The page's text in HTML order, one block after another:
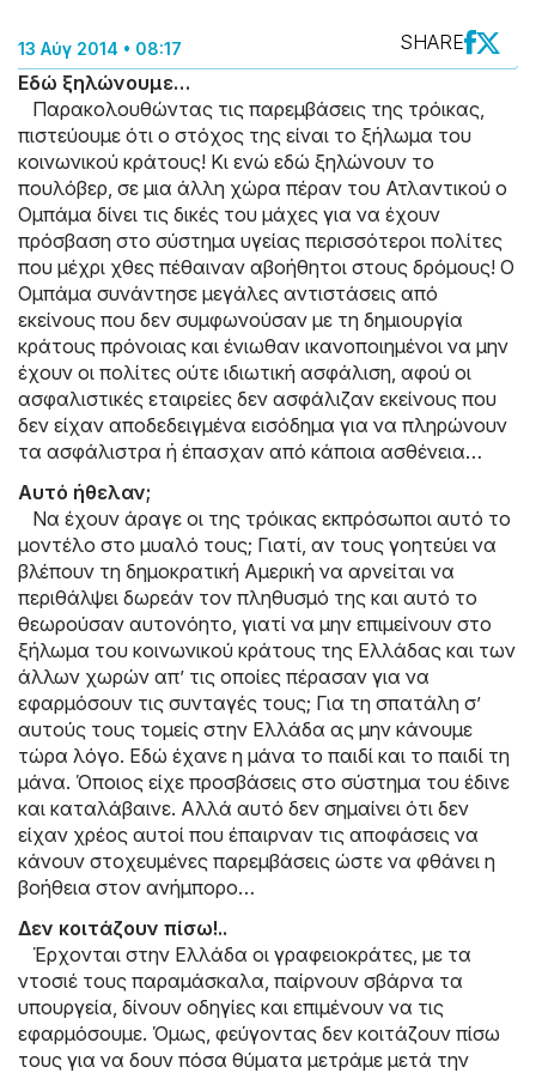
13 Αύγ 2014 • 08:17
SHARE
Εδώ ξηλώνουμε…
Παρακολουθώντας τις παρεμβάσεις της τρόικας,
πιστεύουμε ότι ο στόχος της είναι το ξήλωμα του
κοινωνικού κράτους! Κι ενώ εδώ ξηλώνουν το
πουλόβερ, σε μια άλλη χώρα πέραν του Ατλαντικού ο
Ομπάμα δίνει τις δικές του μάχες για να έχουν
πρόσβαση στο σύστημα υγείας περισσότεροι πολίτες
που μέχρι χθες πέθαιναν αβοήθητοι στους δρόμους! Ο
Ομπάμα συνάντησε μεγάλες αντιστάσεις από
εκείνους που δεν συμφωνούσαν με τη δημιουργία
κράτους πρόνοιας και ένιωθαν ικανοποιημένοι να μην
έχουν οι πολίτες ούτε ιδιωτική ασφάλιση, αφού οι
ασφαλιστικές εταιρείες δεν ασφάλιζαν εκείνους που
δεν είχαν αποδεδειγμένα εισόδημα για να πληρώνουν
τα ασφάλιστρα ή έπασχαν από κάποια ασθένεια…
Αυτό ήθελαν;
Να έχουν άραγε οι της τρόικας εκπρόσωποι αυτό το
μοντέλο στο μυαλό τους; Γιατί, αν τους γοητεύει να
βλέπουν τη δημοκρατική Αμερική να αρνείται να
περιθάλψει δωρεάν τον πληθυσμό της και αυτό το
θεωρούσαν αυτονόητο, γιατί να μην επιμείνουν στο
ξήλωμα του κοινωνικού κράτους της Ελλάδας και των
άλλων χωρών απ’ τις οποίες πέρασαν για να
εφαρμόσουν τις συνταγές τους; Για τη σπατάλη σ’
αυτούς τους τομείς στην Ελλάδα ας μην κάνουμε
τώρα λόγο. Εδώ έχανε η μάνα το παιδί και το παιδί τη
μάνα. Όποιος είχε προσβάσεις στο σύστημα του έδινε
και καταλάβαινε. Αλλά αυτό δεν σημαίνει ότι δεν
είχαν χρέος αυτοί που έπαιρναν τις αποφάσεις να
κάνουν στοχευμένες παρεμβάσεις ώστε να φθάνει η
βοήθεια στον ανήμπορο…
Δεν κοιτάζουν πίσω!..
Έρχονται στην Ελλάδα οι γραφειοκράτες, με τα
ντοσιέ τους παραμάσκαλα, παίρνουν σβάρνα τα
υπουργεία, δίνουν οδηγίες και επιμένουν να τις
εφαρμόσουμε. Όμως, φεύγοντας δεν κοιτάζουν πίσω
τους για να δουν πόσα θύματα μετράμε μετά την